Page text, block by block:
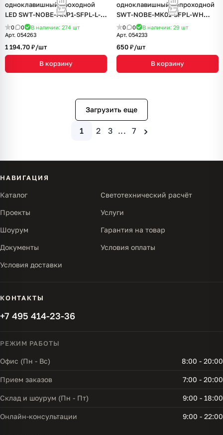
одноклавишный проходной
LED SWT-NOBE-MKP1-SFPL-L-
GR (230V, 10A) (Arlight, Серый
базальт)
0 0 В наличии: 274 шт
Арт. 054263
1 194.70 ₽/шт
В корзину
одноклавишный непроходной
SWT-NOBE-MK01-SFPL-WH
(230V, 10A) (Arlight, Белый
кварц)
0 0 В наличии: 29 шт
Арт. 054233
650 ₽/шт
В корзину
Загрузить еще
1 2 3 ... 7 ›
НАВИГАЦИЯ
Каталог Светотехнический расчёт
Проекты Услуги
Шоурум Гарантия на товар
Документы Условия оплаты
Условия доставки
КОНТАКТЫ
+7 495 414-23-36
РЕЖИМ РАБОТЫ
Офис (Пн - Вс) 8:00 - 20:00
Прием заказов 7:00 - 20:00
Склад и шоурум (Пн - Пт) 9:00 - 18:00
Онлайн-консультации 9:00 - 22:00